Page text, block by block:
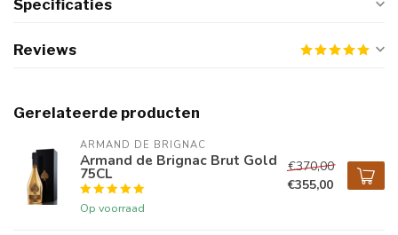
Specificaties
Reviews
Gerelateerde producten
ARMAND DE BRIGNAC
Armand de Brignac Brut Gold
75CL
Op voorraad
€370,00
€355,00